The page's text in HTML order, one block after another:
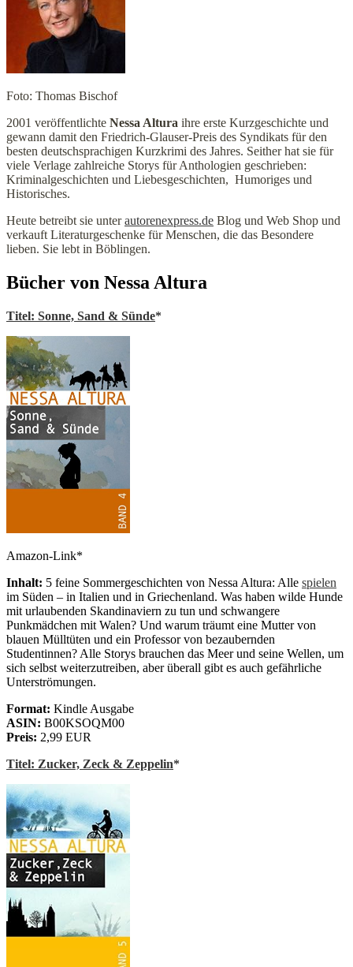
Foto: Thomas Bischof
2001 veröffentlichte Nessa Altura ihre erste Kurzgeschichte und
gewann damit den Friedrich-Glauser-Preis des Syndikats für den
besten deutschsprachigen Kurzkrimi des Jahres. Seither hat sie für
viele Verlage zahlreiche Storys für Anthologien geschrieben:
Kriminalgeschichten und Liebesgeschichten, Humoriges und
Historisches.
Heute betreibt sie unterautorenexpress.de Blog und Web Shop und
verkauft Literaturgeschenke für Menschen, die das Besondere
lieben. Sie lebt in Böblingen.
Bücher von Nessa Altura
Titel: Sonne, Sand & Sünde*
Amazon-Link*
Inhalt: 5 feine Sommergeschichten von Nessa Altura: Alle spielen
im Süden – in Italien und in Griechenland. Was haben wilde Hunde
mit urlaubenden Skandinaviern zu tun und schwangere
Punkmädchen mit Walen? Und warum träumt eine Mutter von
blauen Mülltüten und ein Professor von bezaubernden
Studentinnen? Alle Storys brauchen das Meer und seine Wellen, um
sich selbst weiterzutreiben, aber überall gibt es auch gefährliche
Unterströmungen.
Format: Kindle Ausgabe
ASIN: B00KSOQM00
Preis: 2,99 EUR
Titel: Zucker, Zeck & Zeppelin*